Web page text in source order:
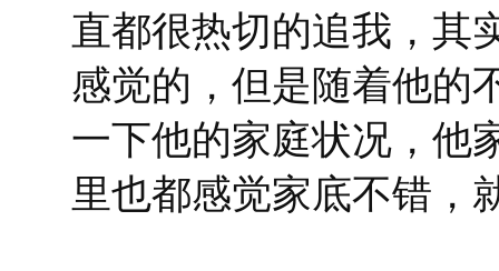
直都很热切的追我，其
感觉的，但是随着他的
一下他的家庭状况，他
里也都感觉家底不错，